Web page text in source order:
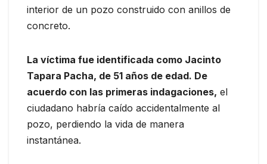
interior de un pozo construido con anillos de
concreto.
La víctima fue identificada como Jacinto
Tapara Pacha, de 51 años de edad. De
acuerdo con las primeras indagaciones, el
ciudadano habría caído accidentalmente al
pozo, perdiendo la vida de manera
instantánea.